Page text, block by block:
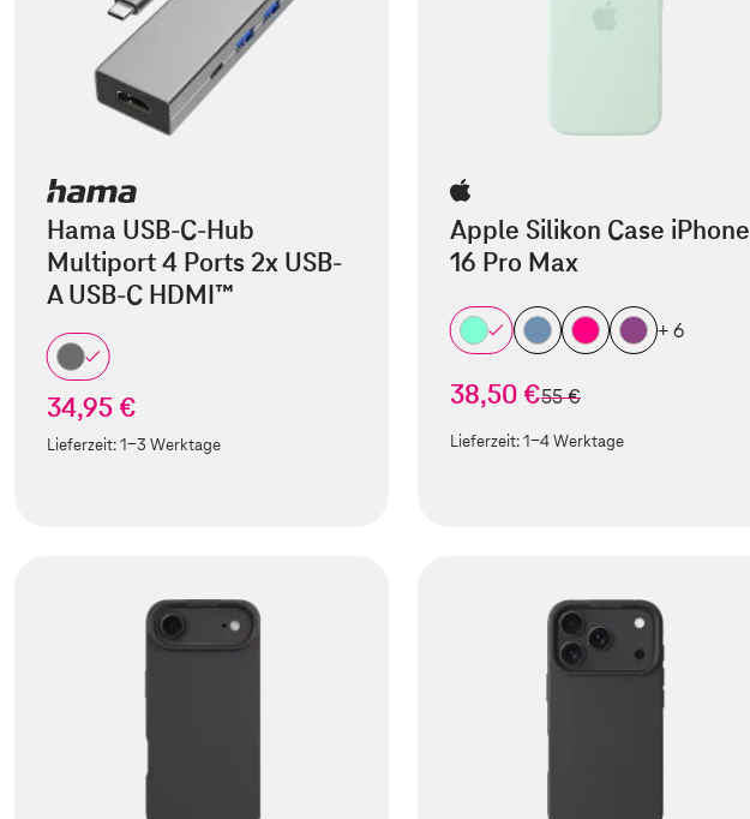
Hama USB-C-Hub
Multiport 4 Ports 2x USB-
A USB-C HDMI™
34,95 €
Lieferzeit:1-3 Werktage
Apple Silikon Case iPhone
16 Pro Max
+ 6
38,50 €statt
55 €
Lieferzeit:1-4 Werktage